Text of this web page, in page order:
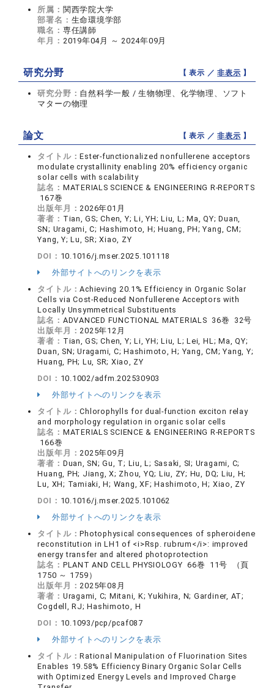
所属： 関西学院大学
部署名： 生命環境学部
職名： 専任講師
年月： 2019年04月 ～ 2024年09月
研究分野 【 表示 ／非表示 】
研究分野： 自然科学一般 / 生物物理、化学物理、ソフト
マターの物理
論文 【 表示 ／非表示 】
タイトル：Ester-functionalized nonfullerene acceptors
modulate crystallinity enabling 20% efficiency organic
solar cells with scalability
誌名： MATERIALS SCIENCE & ENGINEERING R-REPORTS
167巻
出版年月：2026年01月
著者： Tian, GS; Chen, Y; Li, YH; Liu, L; Ma, QY; Duan,
SN; Uragami, C; Hashimoto, H; Huang, PH; Yang, CM;
Yang, Y; Lu, SR; Xiao, ZY
DOI： 10.1016/j.mser.2025.101118
外部サイトへのリンクを表示
タイトル：Achieving 20.1% Efficiency in Organic Solar
Cells via Cost-Reduced Nonfullerene Acceptors with
Locally Unsymmetrical Substituents
誌名： ADVANCED FUNCTIONAL MATERIALS 36巻 32号
出版年月：2025年12月
著者： Tian, GS; Chen, Y; Li, YH; Liu, L; Lei, HL; Ma, QY;
Duan, SN; Uragami, C; Hashimoto, H; Yang, CM; Yang, Y;
Huang, PH; Lu, SR; Xiao, ZY
DOI： 10.1002/adfm.202530903
外部サイトへのリンクを表示
タイトル：Chlorophylls for dual-function exciton relay
and morphology regulation in organic solar cells
誌名： MATERIALS SCIENCE & ENGINEERING R-REPORTS
166巻
出版年月：2025年09月
著者： Duan, SN; Gu, T; Liu, L; Sasaki, SI; Uragami, C;
Huang, PH; Jiang, X; Zhou, YQ; Liu, ZY; Hu, DQ; Liu, H;
Lu, XH; Tamiaki, H; Wang, XF; Hashimoto, H; Xiao, ZY
DOI： 10.1016/j.mser.2025.101062
外部サイトへのリンクを表示
タイトル：Photophysical consequences of spheroidene
reconstitution in LH1 of <i>Rsp. rubrum</i>: improved
energy transfer and altered photoprotection
誌名： PLANT AND CELL PHYSIOLOGY 66巻 11号 （頁
1750 ～ 1759）
出版年月：2025年08月
著者： Uragami, C; Mitani, K; Yukihira, N; Gardiner, AT;
Cogdell, RJ; Hashimoto, H
DOI： 10.1093/pcp/pcaf087
外部サイトへのリンクを表示
タイトル：Rational Manipulation of Fluorination Sites
Enables 19.58% Efficiency Binary Organic Solar Cells
with Optimized Energy Levels and Improved Charge